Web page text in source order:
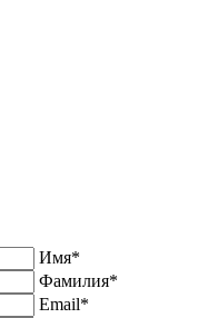
Имя*
Фамилия*
Email*